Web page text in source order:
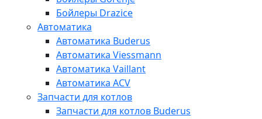
Бойлеры Drazice
Автоматика
Автоматика Buderus
Автоматика Viessmann
Автоматика Vaillant
Автоматика ACV
Запчасти для котлов
Запчасти для котлов Buderus